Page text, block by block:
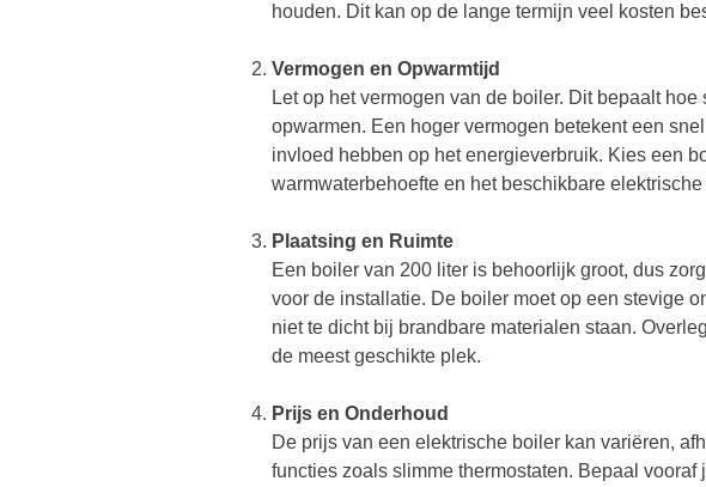
houden. Dit kan op de lange termijn veel kosten
Vermogen en Opwarmtijd
Let op het vermogen van de boiler. Dit bepaalt
opwarmen. Een hoger vermogen betekent een
invloed hebben op het energieverbruik. Kies een
warmwaterbehoefte en het beschikbare
Plaatsing en Ruimte
Een boiler van 200 liter is behoorlijk groot, dus
voor de installatie. De boiler moet op een stevige
niet te dicht bij brandbare materialen staan.
de meest geschikte plek.
Prijs en Onderhoud
De prijs van een elektrische boiler kan variëren,
functies zoals slimme thermostaten. Bepaal vooraf